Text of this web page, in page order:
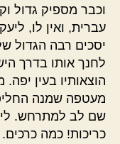
וכבר מספיק גדול
עברית, ואין לו,
יסכים רבה הגדול
לחנך אותו בדרך
הוצאותיו בעין יפה.
מעטפה שמנה
שם לב למתרחש.
כריכות! כמה כרכים.